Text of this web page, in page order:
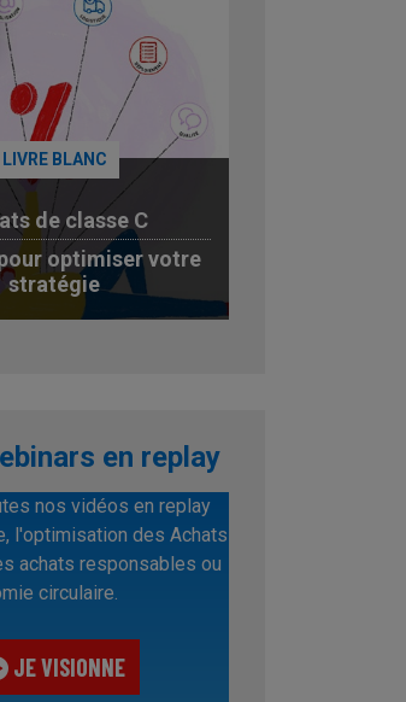
LIVRE BLANC
de classe C
optimiser votre
stratégie
en replay
nos vidéos en replay
l'optimisation des Achats
achats responsables ou
circulaire.
JE VISIONNE